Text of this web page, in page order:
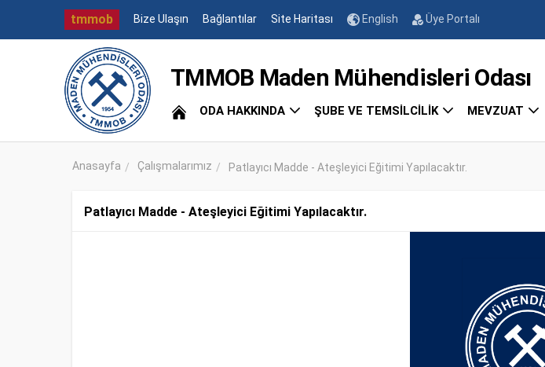
tmmob Bize Ulaşın Bağlantılar Site Haritası English Üye Portalı
TMMOB Maden Mühendisleri Odası
ODA HAKKINDA ŞUBE VE TEMSİLCİLİK MEVZUAT
Anasayfa Çalışmalarımız Patlayıcı Madde - Ateşleyici Eğitimi Yapılacaktır.
Patlayıcı Madde - Ateşleyici Eğitimi Yapılacaktır.